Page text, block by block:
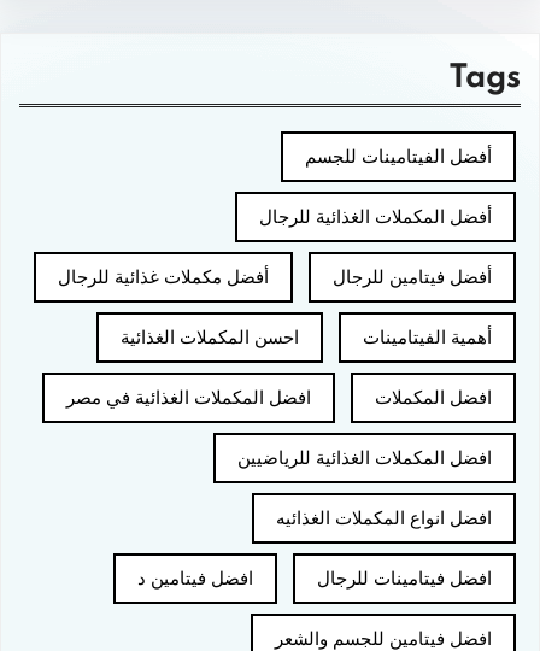
Tags
أفضل الفيتامينات للجسم
أفضل المكملات الغذائية للرجال
أفضل فيتامين للرجال أفضل مكملات غذائية للرجال
أهمية الفيتامينات احسن المكملات الغذائية
افضل المكملات افضل المكملات الغذائية في مصر
افضل المكملات الغذائية للرياضيين
افضل انواع المكملات الغذائيه
افضل فيتامينات للرجال افضل فيتامين د
افضل فيتامين للجسم والشعر